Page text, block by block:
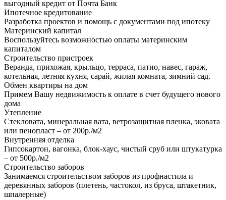
выгодный кредит от Почта Банк
Ипотечное кредитование
Разработка проектов и помощь с документами под ипотеку
Материнский капитал
Воспользуйтесь возможностью оплаты материнским
капиталом
Строительство пристроек
Веранда, прихожая, крыльцо, терраса, патио, навес, гараж,
котельная, летняя кухня, сарай, жилая комната, зимний сад.
Обмен квартиры на дом
Примем Вашу недвижимость к оплате в счет будущего нового
дома
Утепление
Стекловата, минеральная вата, ветрозащитная пленка, эковата
или пенопласт – от 200р./м2
Внутренняя отделка
Гипсокартон, вагонка, блок-хаус, чистый сруб или штукатурка
– от 500р./м2
Строительство заборов
Занимаемся строительством заборов из профнастила и
деревянных заборов (плетень, частокол, из бруса, штакетник,
шпалерные)